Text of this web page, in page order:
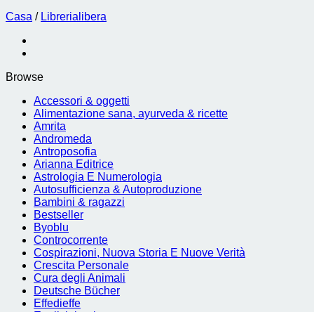
Casa / Librerialibera
Browse
Accessori & oggetti
Alimentazione sana, ayurveda & ricette
Amrita
Andromeda
Antroposofia
Arianna Editrice
Astrologia E Numerologia
Autosufficienza & Autoproduzione
Bambini & ragazzi
Bestseller
Byoblu
Controcorrente
Cospirazioni, Nuova Storia E Nuove Verità
Crescita Personale
Cura degli Animali
Deutsche Bücher
Effedieffe